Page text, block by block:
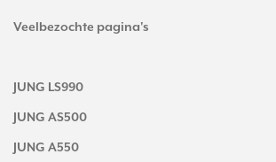
Veelbezochte pagina's
JUNG LS990
JUNG AS500
JUNG A550